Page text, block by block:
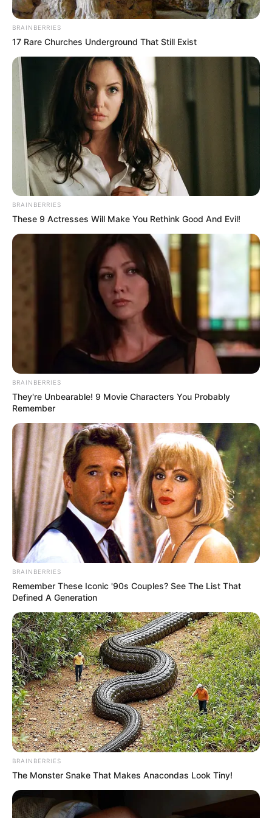
PostedFriss hírek
Óriási fordulat az MNB-
botrányban: 17 helyszínen
csaptak le a nyomozók
by June 2, 2026
Fordulat az MNB-botrányban: 17 helyszínen
csaptak le a nyomozók
Új szakaszba lépett az MNB-ügy
Újabb látványos fordulat történt a Magyar Nemzeti
Bankot érintő ügyben, amelyben a hatóságok egy
mintegy 500 milliárd forintos vagyonvesztés miatt
indított büntetőeljárásban vizsgálódnak. A
BRAINBERRIES
17 Rare Churches Underground That Still Exist
BRAINBERRIES
These 9 Actresses Will Make You Rethink Good And Evil!
BRAINBERRIES
They're Unbearable! 9 Movie Characters You Probably
Remember
BRAINBERRIES
Remember These Iconic '90s Couples? See The List That
Defined A Generation
BRAINBERRIES
The Monster Snake That Makes Anacondas Look Tiny!